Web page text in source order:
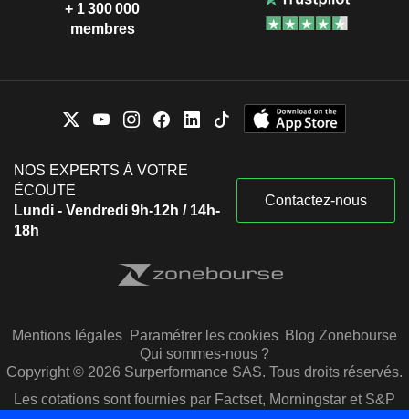
+ 1 300 000
membres
NOS EXPERTS À VOTRE
ÉCOUTE
Lundi - Vendredi 9h-12h / 14h-
18h
Contactez-nous
Mentions légales Paramétrer les cookies Blog Zonebourse
Qui sommes-nous ?
Copyright © 2026 Surperformance SAS. Tous droits réservés.
Les cotations sont fournies par Factset, Morningstar et S&P